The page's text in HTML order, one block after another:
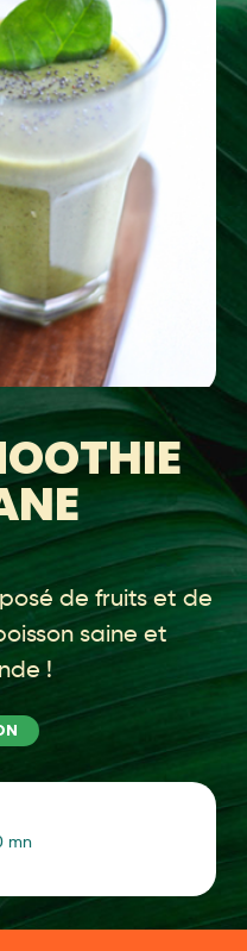
de fruits et de
saine et
!
mn